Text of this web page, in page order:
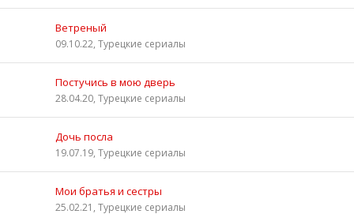
Ветреный
09.10.22, Турецкие сериалы
Постучись в мою дверь
28.04.20, Турецкие сериалы
Дочь посла
19.07.19, Турецкие сериалы
Мои братья и сестры
25.02.21, Турецкие сериалы